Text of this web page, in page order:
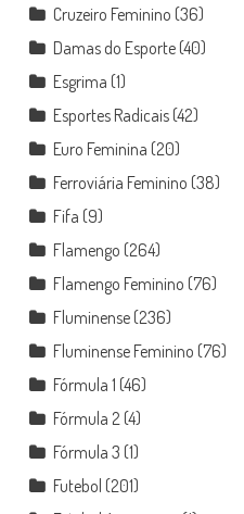
Cruzeiro Feminino (36)
Damas do Esporte(40)
Esgrima (1)
Esportes Radicais(42)
Euro Feminina (20)
Ferroviária Feminino (38)
Fifa (9)
Flamengo (264)
Flamengo Feminino (76)
Fluminense(236)
Fluminense Feminino (76)
Fórmula 1 (46)
Fórmula 2 (4)
Fórmula 3 (1)
Futebol (201)